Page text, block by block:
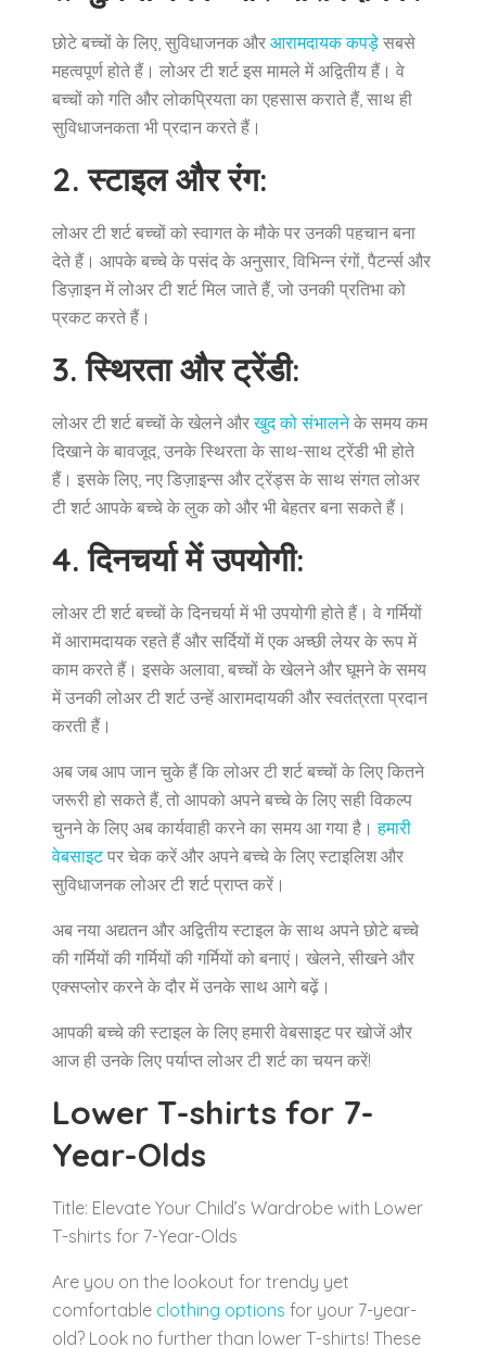
छोटे बच्चों के लिए, सुविधाजनक और आरामदायक कपड़े सबसे
महत्वपूर्ण होते हैं। लोअर टी शर्ट इस मामले में अद्वितीय हैं। वे
बच्चों को गति और लोकप्रियता का एहसास कराते हैं, साथ ही
सुविधाजनकता भी प्रदान करते हैं।
2. स्टाइल और रंग:
लोअर टी शर्ट बच्चों को स्वागत के मौके पर उनकी पहचान बना
देते हैं। आपके बच्चे के पसंद के अनुसार, विभिन्न रंगों, पैटर्न्स और
डिज़ाइन में लोअर टी शर्ट मिल जाते हैं, जो उनकी प्रतिभा को
प्रकट करते हैं।
3. स्थिरता और ट्रेंडी:
लोअर टी शर्ट बच्चों के खेलने औरखुद को संभालनेके समय कम
दिखाने के बावजूद, उनके स्थिरता के साथ-साथ ट्रेंडी भी होते
हैं। इसके लिए, नए डिज़ाइन्स और ट्रेंड्स के साथ संगत लोअर
टी शर्ट आपके बच्चे के लुक को और भी बेहतर बना सकते हैं।
4. दिनचर्या में उपयोगी:
लोअर टी शर्ट बच्चों के दिनचर्या में भी उपयोगी होते हैं। वे गर्मियों
में आरामदायक रहते हैं और सर्दियों में एक अच्छी लेयर के रूप में
काम करते हैं। इसके अलावा, बच्चों के खेलने और घूमने के समय
में उनकी लोअर टी शर्ट उन्हें आरामदायकी और स्वतंत्रता प्रदान
करती हैं।
अब जब आप जान चुके हैं कि लोअर टी शर्ट बच्चों के लिए कितने
जरूरी हो सकते हैं, तो आपको अपने बच्चे के लिए सही विकल्प
चुनने के लिए अब कार्यवाही करने का समय आ गया है।हमारी
वेबसाइटपर चेक करें और अपने बच्चे के लिए स्टाइलिश और
सुविधाजनक लोअर टी शर्ट प्राप्त करें।
अब नया अद्यतन और अद्वितीय स्टाइल के साथ अपने छोटे बच्चे
की गर्मियों की गर्मियों की गर्मियों को बनाएं। खेलने, सीखने और
एक्सप्लोर करने के दौर में उनके साथ आगे बढ़ें।
आपकी बच्चे की स्टाइल के लिए हमारी वेबसाइट पर खोजें और
आज ही उनके लिए पर्याप्त लोअर टी शर्ट का चयन करें!
Lower T-shirts for 7-
Year-Olds
Title: Elevate Your Child’s Wardrobe with Lower
T-shirts for 7-Year-Olds
Are you on the lookout for trendy yet
comfortable clothing options for your 7-year-
old? Look no further than lower T-shirts! These